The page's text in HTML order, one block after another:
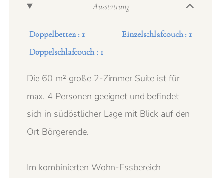
Ausstattung
Doppelbetten : 1
Einzelschlafcouch : 1
Doppelschlafcouch : 1
Die 60 m² große 2-Zimmer Suite ist für
max. 4 Personen geeignet und befindet
sich in südöstlicher Lage mit Blick auf den
Ort Börgerende.
Im kombinierten Wohn-Essbereich